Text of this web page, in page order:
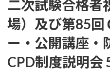
二次試験合格者
場）及び第85回
ー・公開講座・
CPD制度説明会